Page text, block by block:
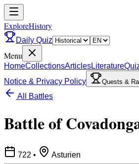
ExploreHistory
Daily Quiz
Menu
HomeCollectionsArticlesLiterature
Notice & Privacy Policy
Quests &
All Battles
Battle of
722 • Asturien